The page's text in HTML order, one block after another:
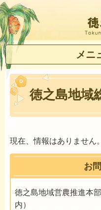
メニ
徳之島地域
現在、情報はありません。
お
徳之島地域営農推進本
内）